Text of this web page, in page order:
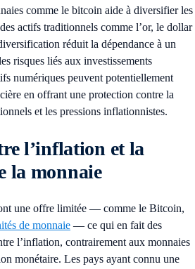
comme le bitcoin aide à diversifier les
actifs traditionnels comme l’or, le dollar
réduit la dépendance à un
risques liés aux investissements
numériques peuvent potentiellement
en offrant une protection contre la
et les pressions inflationnistes.
l’inflation et la
la monnaie
une offre limitée — comme le Bitcoin,
de monnaie — ce qui en fait des
l’inflation, contrairement aux monnaies
monétaire. Les pays ayant connu une